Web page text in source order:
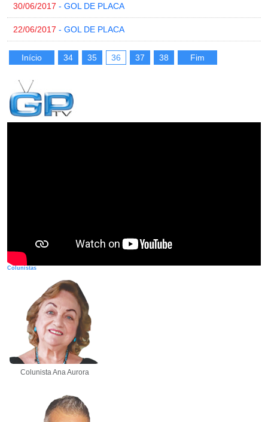
30/06/2017 - GOL DE PLACA
22/06/2017 - GOL DE PLACA
Início 34 35 36 37 38 Fim
Colunistas
Colunista Ana Aurora